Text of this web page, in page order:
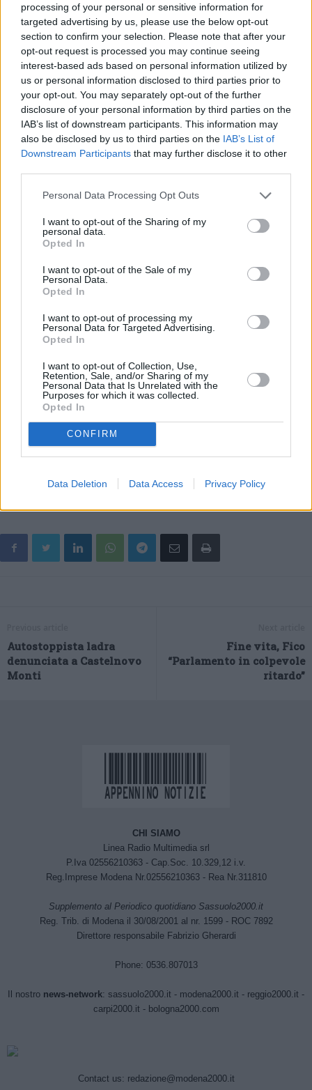
processing of your personal or sensitive information for
targeted advertising by us, please use the below opt-out
section to confirm your selection. Please note that after your
opt-out request is processed you may continue seeing
interest-based ads based on personal information utilized by
us or personal information disclosed to third parties prior to
your opt-out. You may separately opt-out of the further
disclosure of your personal information by third parties on the
IAB’s list of downstream participants. This information may
also be disclosed by us to third parties on the IAB’s List of
Downstream Participants that may further disclose it to other
Personal Data Processing Opt Outs
I want to opt-out of the Sharing of my
personal data.
Opted In
I want to opt-out of the Sale of my
Personal Data.
Opted In
I want to opt-out of processing my
Personal Data for Targeted Advertising.
Opted In
I want to opt-out of Collection, Use,
Retention, Sale, and/or Sharing of my
Personal Data that Is Unrelated with the
Purposes for which it was collected.
Opted In
CONFIRM
Data Deletion Data Access Privacy Policy
Partiti lo scorso marzo, dopo un intervento di deviazione fluviale
da parte della Protezione civile regionale, i lavori hanno un costo
complessivo di oltre 850 mila euro.
Sul ponte sono tuttora in corso le operazioni di rinforzo degli
archi con piastre metalliche, inoltre, come spiega Eugenio Santi,
ingegnere della Provincia e direttore dei lavori, «stiamo
completando i rinforzi delle fondazioni e delle due pile centrali,
La Provincia, infatti, ha in programma nei prossimi mesi un
che riguarderà le altre tre pile, senza interferire con la
circolazione e con un ulteriore investimento di oltre un milione di
Il ponte di Samone fu realizzato dalla Provincia nel 1947 sulle
pile del ponte ottocentesco distrutto durante la guerra, ed entrato
in servizio solo agli inizi del secolo scorso, quando venne
finalmente aperta la strada Gainazzo-Ponte di Samone-
Castagneto di Pavullo, diventata provinciale nel 1960.
Il ponte è lungo oltre 100 metri con sei campate, è costruito in
Autostoppista ladra
denunciata a Castelnovo
Monti
Fine vita, Fico
“Parlamento in colpevole
ritardo”
CHI SIAMO
Linea Radio Multimedia srl
P.Iva 02556210363 - Cap.Soc. 10.329,12 i.v.
Reg.Imprese Modena Nr.02556210363 - Rea Nr.311810
Supplemento al Periodico quotidiano Sassuolo2000.it
Reg. Trib. di Modena il 30/08/2001 al nr. 1599 - ROC 7892
Direttore responsabile Fabrizio Gherardi
Phone: 0536.807013
Il nostro news-network: sassuolo2000.it - modena2000.it - reggio2000.it -
carpi2000.it- bologna2000.com
Contact us: redazione@modena2000.it